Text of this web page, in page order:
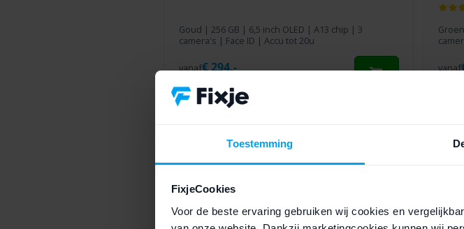
Toestemming
FixjeCookies
Voor de beste ervaring gebruiken wij cookies en
Goud 256 GB | 6,5 inch OLED | A13 chip | 3
camera's | Face ID | Accu tot 20u
Maandag gratis
vanaf€294,-
Groen
vanaf